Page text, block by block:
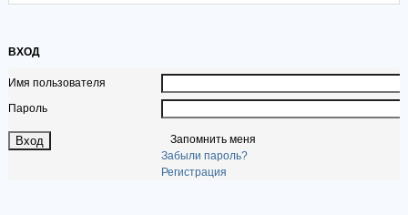
ВХОД
Имя пользователя
Пароль
Запомнить меня
Забыли пароль?
Регистрация